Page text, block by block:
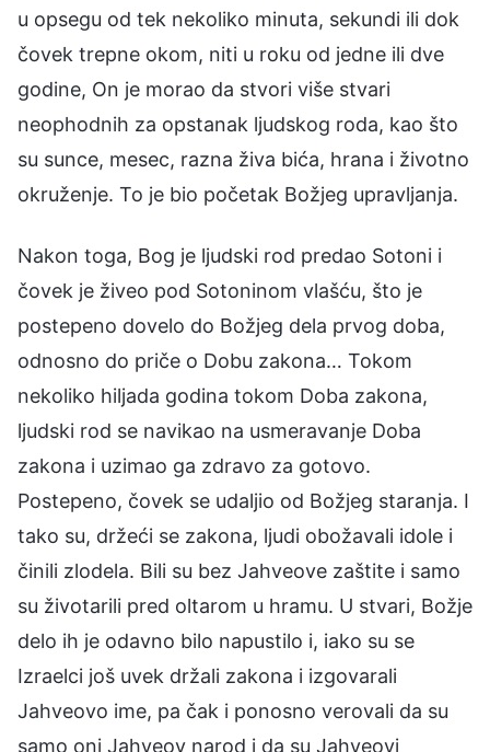
u opsegu od tek nekoliko minuta, sekundi ili dok
čovek trepne okom, niti u roku od jedne ili dve
godine, On je morao da stvori više stvari
neophodnih za opstanak ljudskog roda, kao što
su sunce, mesec, razna živa bića, hrana i životno
okruženje. To je bio početak Božjeg upravljanja.
Nakon toga, Bog je ljudski rod predao Sotoni i
čovek je živeo pod Sotoninom vlašću, što je
postepeno dovelo do Božjeg dela prvog doba,
odnosno do priče o Dobu zakona… Tokom
nekoliko hiljada godina tokom Doba zakona,
ljudski rod se navikao na usmeravanje Doba
zakona i uzimao ga zdravo za gotovo.
Postepeno, čovek se udaljio od Božjeg staranja. I
tako su, držeći se zakona, ljudi obožavali idole i
činili zlodela. Bili su bez Jahveove zaštite i samo
su životarili pred oltarom u hramu. U stvari, Božje
delo ih je odavno bilo napustilo i, iako su se
Izraelci još uvek držali zakona i izgovarali
Jahveovo ime, pa čak i ponosno verovali da su
samo oni Jahveov narod i da su Jahveovi